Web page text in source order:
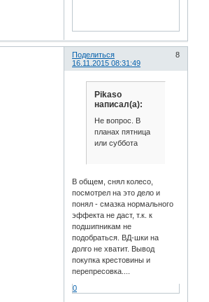
Поделиться
8
16.11.2015 08:31:49
Pikaso
написал(а):
Не вопрос. В
планах пятница
или суббота
В общем, снял колесо,
посмотрел на это дело и
понял - смазка нормального
эффекта не даст, т.к. к
подшипникам не
подобраться. ВД-шки на
долго не хватит. Вывод
покупка крестовины и
перепресовка....
0